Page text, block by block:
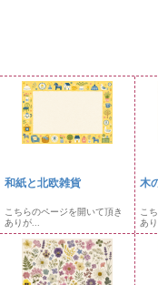
和紙と北欧雑貨
こちらのページを開いて頂き
ありが...
木
こ
あり